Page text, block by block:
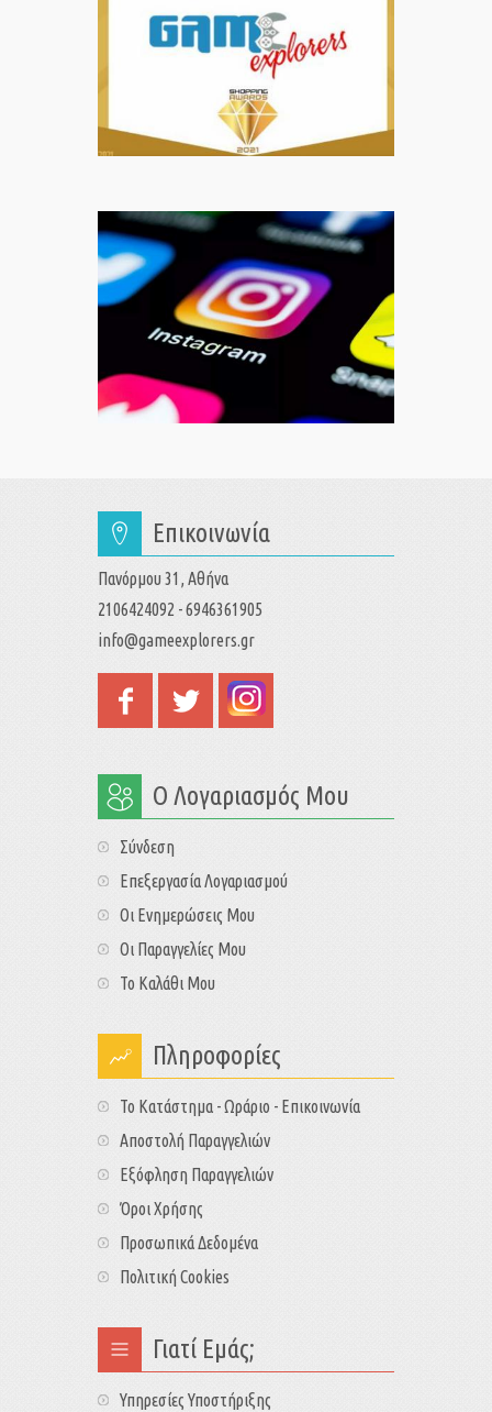
Επικοινωνία
Πανόρμου 31, Αθήνα
2106424092 - 6946361905
info@gameexplorers.gr
Ο Λογαριασμός Μου
Σύνδεση
Επεξεργασία Λογαριασμού
Οι Ενημερώσεις Μου
Οι Παραγγελίες Μου
Το Καλάθι Μου
Πληροφορίες
Το Κατάστημα - Ωράριο - Επικοινωνία
Αποστολή Παραγγελιών
Εξόφληση Παραγγελιών
Όροι Χρήσης
Προσωπικά Δεδομένα
Πολιτική Cookies
Γιατί Εμάς;
Υπηρεσίες Υποστήριξης